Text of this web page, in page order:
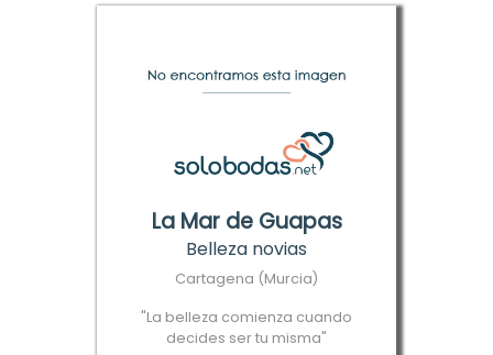
La Mar de Guapas
Belleza novias
Cartagena (Murcia)
"La belleza comienza cuando
decides ser tu misma"